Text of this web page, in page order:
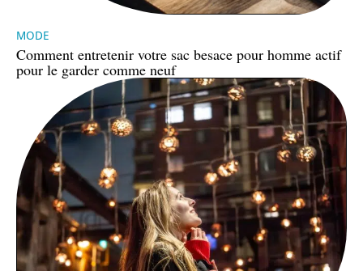
MODE
Comment entretenir votre sac besace pour homme actif
pour le garder comme neuf